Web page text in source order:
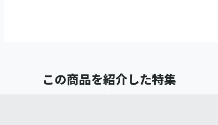
この商品を紹介した特集